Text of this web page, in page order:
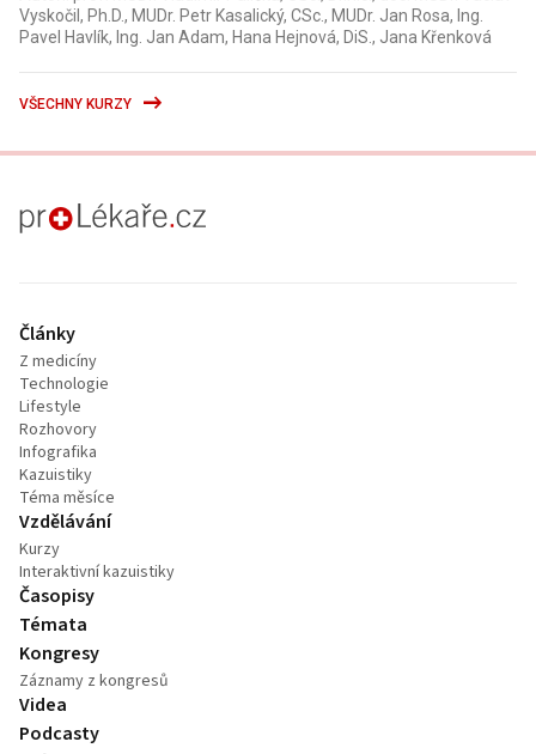
Vyskočil, Ph.D., MUDr. Petr Kasalický, CSc., MUDr. Jan Rosa, Ing.
Pavel Havlík, Ing. Jan Adam, Hana Hejnová, DiS., Jana Křenková
VŠECHNY KURZY
proLékaře.cz
Články
Z medicíny
Technologie
Lifestyle
Rozhovory
Infografika
Kazuistiky
Téma měsíce
Vzdělávání
Kurzy
Interaktivní kazuistiky
Časopisy
Témata
Kongresy
Záznamy z kongresů
Videa
Podcasty